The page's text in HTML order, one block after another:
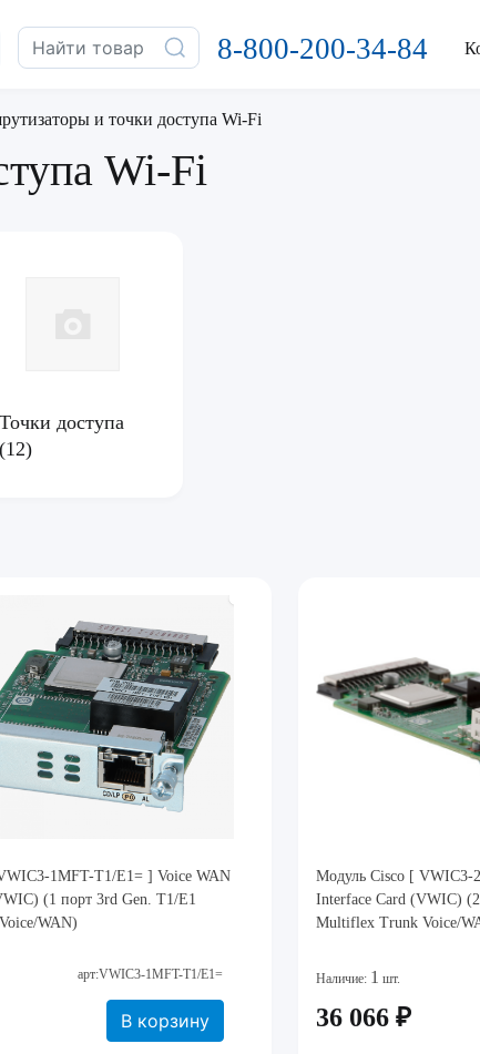
8-800-200-34-84
и точки доступа Wi-Fi
Wi-Fi
Точки доступа
(12)
1MFT-T1/E1= ] Voice WAN
(1 порт 3rd Gen. T1/E1
WAN)
арт:VWIC3-1MFT-T1/E1=
В корзину
Модуль Cisco [ VWIC3-
Interface Card (VWIC)
Multiflex Trunk Voice/
Наличие: 1 шт.
36 066 ₽